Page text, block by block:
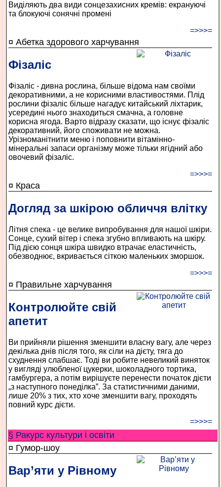
Виділяють два види сонцезахисних кремів: екрануючі
та блокуючі сонячні промені
=>>>=
¤ Абетка здорового харчування
Фізаліс
Фізаліс - дивна рослина, більше відома нам своїми
декоративними, а не корисними властивостями. Плід
рослини фізаліс більше нагадує китайський ліхтарик,
усередині нього знаходиться смачна, а головне
корисна ягода. Варто відразу сказати, що існує фізаліс
декоративний, його споживати не можна.
Урізноманітнити меню і поповнити вітамінно-
мінеральні запаси організму може тільки ягідний або
овочевий фізаліс.
=>>>=
¤ Краса
Догляд за шкірою обличчя влітку
Літня спека - це велике випробування для нашої шкіри.
Сонце, сухий вітер і спека згубно впливають на шкіру.
Під дією сонця шкіра швидко втрачає еластичність,
обезводнює, вкривається сіткою маленьких зморшок.
=>>>=
¤ Правильне харчування
Контролюйте свій
апетит
Ви прийняли рішення зменшити власну вагу, але через
декілька днів після того, як сіли на дієту, тяга до
схуднення слабшає. Тоді ви робите невеликий виняток
у вигляді улюбленої цукерки, шоколадного тортика,
гамбургера, а потім вирішуєте перенести початок дієти
„з наступного понеділка”. За статистичними даними,
лише 20% з тих, хто хоче зменшити вагу, проходять
повний курс дієти.
=>>>=
§ Ракурс культури і освіти
¤ Гумор-шоу
Вар’яти у Рівному